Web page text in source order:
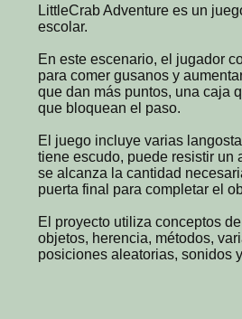
LittleCrab Adventure es un
escolar.
En este escenario, el jugador
para comer gusanos y
que dan más puntos, una caja
que bloquean el paso.
El juego incluye varias
tiene escudo, puede resistir un
se alcanza la cantidad
puerta final para completar el
El proyecto utiliza conceptos
objetos, herencia, métodos,
posiciones aleatorias, sonidos